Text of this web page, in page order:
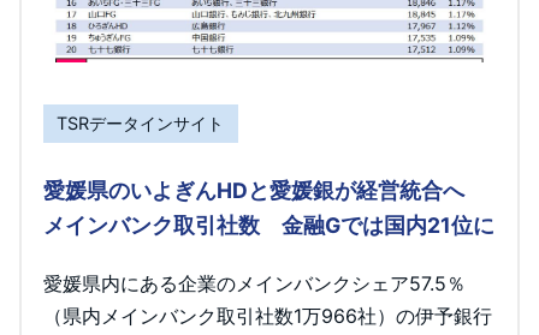
TSRデータインサイト
愛媛県のいよぎんHDと愛媛銀が経営統合へ
メインバンク取引社数 金融Gでは国内21位に
愛媛県内にある企業のメインバンクシェア57.5％
（県内メインバンク取引社数1万966社）の伊予銀行